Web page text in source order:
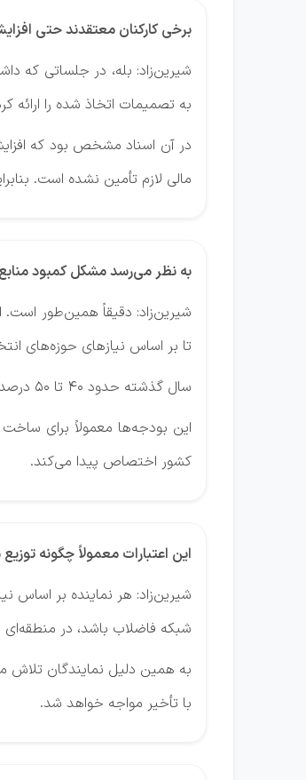
برخی کارکنان معتقدند حتی
شیرین‌زاد: بله، در جلساتی که
به تصمیمات اتخاذ شده را ارائه
در آن اسناد مشخص بود که
مالی لازم تأمین نشده است.
به نظر می‌رسد مشکل کمبود
شیرین‌زاد: دقیقاً همین‌طور است.
تا بر اساس نیازهای حوزه‌های
سال گذشته حدود 40 تا 50 درصد این اعتبارات به طور کامل در اختیار نمایندگان قرار نگرفت و امسال نیز تاکنون بخش عمده‌ای از این منابع پرداخت نشده است.
این بودجه‌ها معمولاً برای
کشور اختصاص پیدا می‌کند.
این اعتبارات معمولاً چگونه
شیرین‌زاد: هر نماینده بر اساس
شبکه فاضلاب باشد، در منطقه‌ای
به همین دلیل نمایندگان تلاش
با تأخیر مواجه خواهد شد.